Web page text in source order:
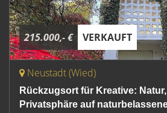
215.000,- € VERKAUFT
Neustadt (Wied)
Rückzugsort für Kreative:
Privatsphäre auf